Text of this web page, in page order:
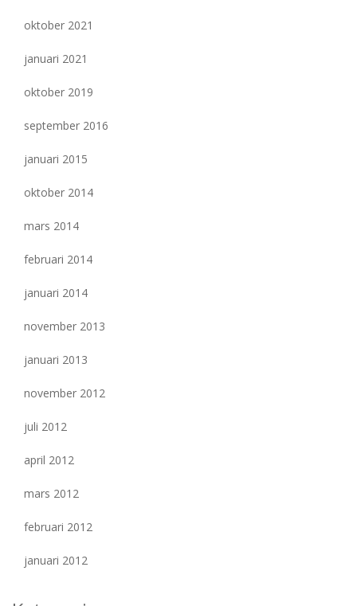
oktober 2021
januari 2021
oktober 2019
september 2016
januari 2015
oktober 2014
mars 2014
februari 2014
januari 2014
november 2013
januari 2013
november 2012
juli 2012
april 2012
mars 2012
februari 2012
januari 2012